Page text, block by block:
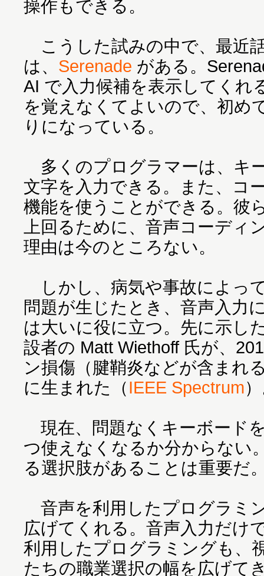
操作もできる。
こうした試みの中で、最近
は、 Serenade がある。
AI で入力候補を表示してくれ
を覚えなくてよいので、初め
りになっている。
多くのプログラマーは、キ
文字を入力できる。また、コ
機能を使うことができる。彼
上回るために、音声コーディ
理由は今のところない。
しかし、病気や事故によっ
問題が生じたとき、音声入力
は大いに役に立つ。先に示し
設者の Matt Wiethoff 氏が、
ン損傷（腱鞘炎などが含まれ
に生まれた（IEEE Spectrum
現在、問題なくキーボード
つ使えなくなるか分からない
る選択肢があることは重要だ
音声を利用したプログラミ
広げてくれる。音声入力だけ
利用したプログラミングも、
たちの職業選択の幅を広げて